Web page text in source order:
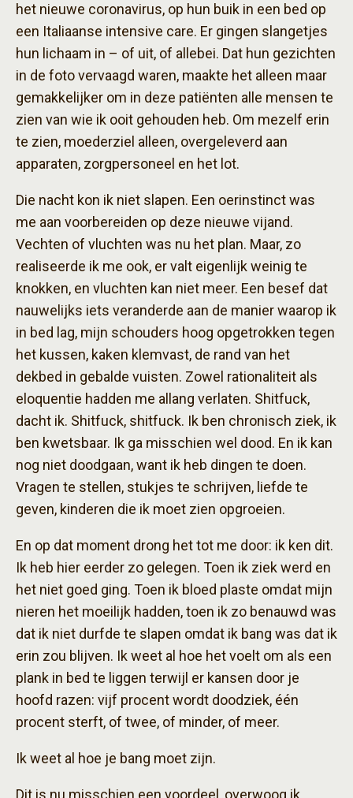
het nieuwe coronavirus, op hun buik in een bed op
een Italiaanse intensive care. Er gingen slangetjes
hun lichaam in – of uit, of allebei. Dat hun gezichten
in de foto vervaagd waren, maakte het alleen maar
gemakkelijker om in deze patiënten alle mensen te
zien van wie ik ooit gehouden heb. Om mezelf erin
te zien, moederziel alleen, overgeleverd aan
apparaten, zorgpersoneel en het lot.
Die nacht kon ik niet slapen. Een oerinstinct was
me aan voorbereiden op deze nieuwe vijand.
Vechten of vluchten was nu het plan. Maar, zo
realiseerde ik me ook, er valt eigenlijk weinig te
knokken, en vluchten kan niet meer. Een besef dat
nauwelijks iets veranderde aan de manier waarop ik
in bed lag, mijn schouders hoog opgetrokken tegen
het kussen, kaken klemvast, de rand van het
dekbed in gebalde vuisten. Zowel rationaliteit als
eloquentie hadden me allang verlaten. Shitfuck,
dacht ik. Shitfuck, shitfuck. Ik ben chronisch ziek, ik
ben kwetsbaar. Ik ga misschien wel dood. En ik kan
nog niet doodgaan, want ik heb dingen te doen.
Vragen te stellen, stukjes te schrijven, liefde te
geven, kinderen die ik moet zien opgroeien.
En op dat moment drong het tot me door: ik ken dit.
Ik heb hier eerder zo gelegen. Toen ik ziek werd en
het niet goed ging. Toen ik bloed plaste omdat mijn
nieren het moeilijk hadden, toen ik zo benauwd was
dat ik niet durfde te slapen omdat ik bang was dat ik
erin zou blijven. Ik weet al hoe het voelt om als een
plank in bed te liggen terwijl er kansen door je
hoofd razen: vijf procent wordt doodziek, één
procent sterft, of twee, of minder, of meer.
Ik weet al hoe je bang moet zijn.
Dit is nu misschien een voordeel, overwoog ik.